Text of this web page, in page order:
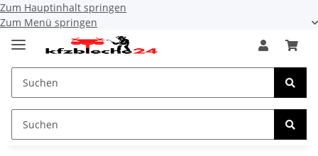
Zum Hauptinhalt springen
Zum Menü springen